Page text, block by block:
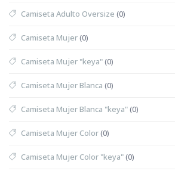
Camiseta Adulto Oversize (0)
Camiseta Mujer(0)
Camiseta Mujer "keya"(0)
Camiseta Mujer Blanca (0)
Camiseta Mujer Blanca "keya"(0)
Camiseta Mujer Color(0)
Camiseta Mujer Color "keya"(0)